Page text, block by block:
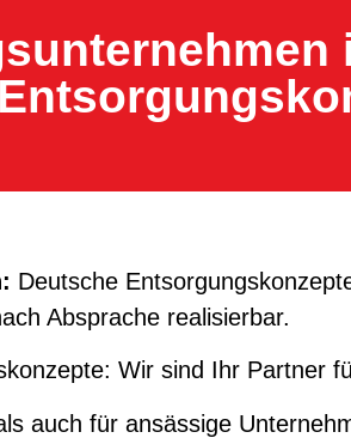
Deutsche
Absprache realisierbar.
Wir sind Ihr Partner
auch für ansässige